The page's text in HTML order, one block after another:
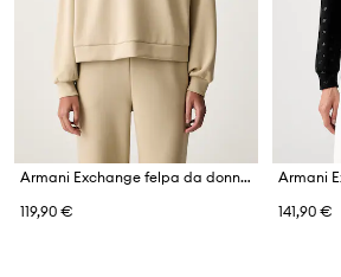
Armani Exchange felpa da donna
119,90 €
141,90 €